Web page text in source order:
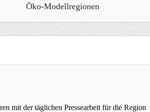
Öko-Modellregionen
mit der täglichen Pressearbeit für die Region